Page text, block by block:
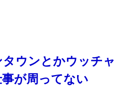
ウンとかウッチャ
が周ってない